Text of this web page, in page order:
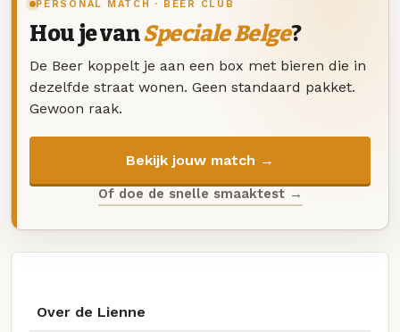
PERSONAL MATCH · BEER CLUB
Hou je vanSpeciale Belge?
De Beer koppelt je aan een box met bieren die in
dezelfde straat wonen. Geen standaard pakket.
Gewoon raak.
Bekijk jouw match →
Of doe de snelle smaaktest →
Over de Lienne